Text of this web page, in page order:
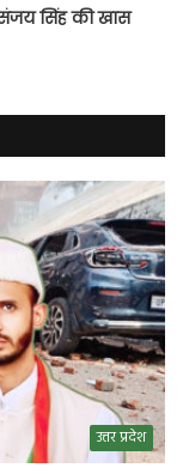
सिंह की खास
उत्तर प्रदेश